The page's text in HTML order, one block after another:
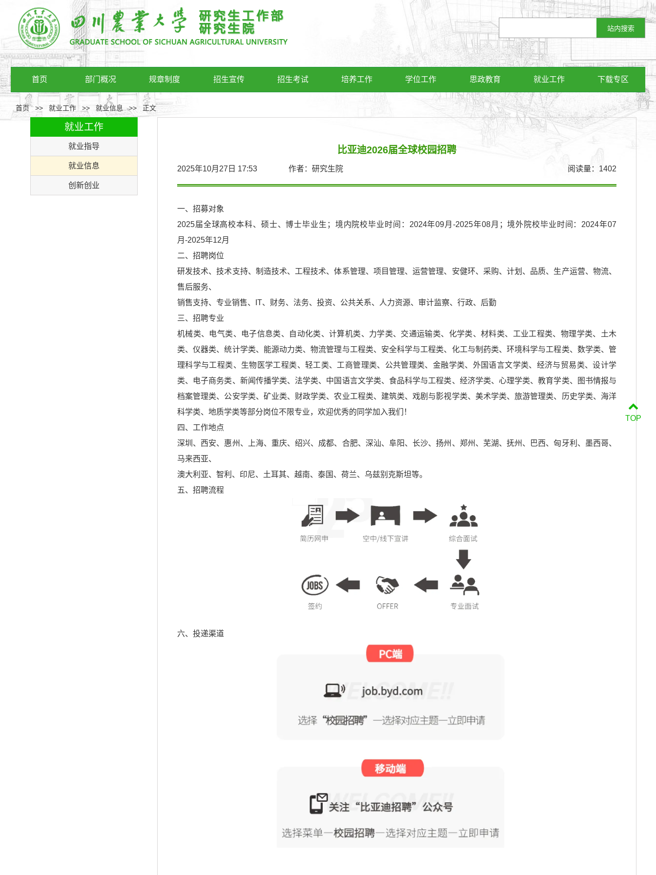
首页 部门概况 规章制度 招生宣传 招生考试 培养工作 学位工作 思政教育 就业工作 下载专区
首页>> 就业工作 >> 就业信息 >> 正文
就业工作
就业指导
就业信息
创新创业
比亚迪2026届全球校园招聘
2025年10月27日 17:53 作者：研究生院 阅读量： 1402
一、招募对象
2025届全球高校本科、硕士、博士毕业生；境内院校毕业时间：2024年09月-2025年08月；境外院校毕业时间：2024年07
月-2025年12月
二、招聘岗位
研发技术、技术支持、制造技术、工程技术、体系管理、项目管理、运营管理、安健环、采购、计划、品质、生产运营、物流、
售后服务、
销售支持、专业销售、IT、财务、法务、投资、公共关系、人力资源、审计监察、行政、后勤
三、招聘专业
机械类、电气类、电子信息类、自动化类、计算机类、力学类、交通运输类、化学类、材料类、工业工程类、物理学类、土木
类、仪器类、统计学类、能源动力类、物流管理与工程类、安全科学与工程类、化工与制药类、环境科学与工程类、数学类、管
理科学与工程类、生物医学工程类、轻工类、工商管理类、公共管理类、金融学类、外国语言文学类、经济与贸易类、设计学
类、电子商务类、新闻传播学类、法学类、中国语言文学类、食品科学与工程类、经济学类、心理学类、教育学类、图书情报与
档案管理类、公安学类、矿业类、财政学类、农业工程类、建筑类、戏剧与影视学类、美术学类、旅游管理类、历史学类、海洋
科学类、地质学类等部分岗位不限专业，欢迎优秀的同学加入我们！
四、工作地点
深圳、西安、惠州、上海、重庆、绍兴、成都、合肥、深汕、阜阳、长沙、扬州、郑州、芜湖、抚州、巴西、匈牙利、墨西哥、
马来西亚、
澳大利亚、智利、印尼、土耳其、越南、泰国、荷兰、乌兹别克斯坦等。
五、招聘流程
六、投递渠道
TOP